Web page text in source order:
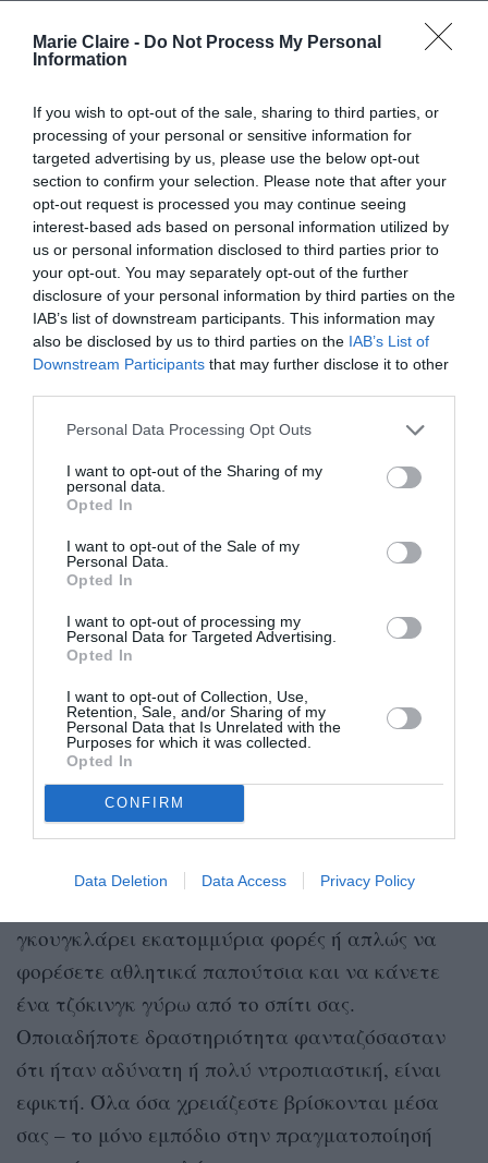
Marie Claire - Do Not Process My Personal
Information
If you wish to opt-out of the sale, sharing to third parties, or
processing of your personal or sensitive information for
targeted advertising by us, please use the below opt-out
section to confirm your selection. Please note that after your
opt-out request is processed you may continue seeing
interest-based ads based on personal information utilized by
us or personal information disclosed to third parties prior to
your opt-out. You may separately opt-out of the further
disclosure of your personal information by third parties on the
IAB’s list of downstream participants. This information may
also be disclosed by us to third parties on the IAB’s List of
Downstream Participants that may further disclose it to other
Personal Data Processing Opt Outs
I want to opt-out of the Sharing of my
personal data.
Opted In
I want to opt-out of the Sale of my
Personal Data.
Opted In
I want to opt-out of processing my
Personal Data for Targeted Advertising.
Opted In
I want to opt-out of Collection, Use,
Retention, Sale, and/or Sharing of my
Personal Data that Is Unrelated with the
Purposes for which it was collected.
Opted In
CONFIRM
Data Deletion Data Access Privacy Policy
Έχετε αυτή την έμφυτη ικανότητα να κρατάτε
τα πράγματα ενωμένα μέσα στο χάος, αλλά όλα
σας έχει να κάνει με τη λήψη συνειδητών
αποφάσεων σχετικά με το πού θα την ξοδέψετε.
Το περασμένο έτος ξοδέψατε ένα μεγάλο μέρος
των προσπαθειών σας στο να διατηρήσετε το
status quo μέσα σε μια θάλασσα αβεβαιότητας
και αστάθειας, και μαζί με αυτό ήρθε το πένθος
για όλα τα πράγματα στα οποία δεν είχατε το
χρόνο ή την αντοχή να δώσετε την ένέργειά σας.
Φέτος, θα δείτε πόσο γρήγορα υπάρχει χώρος
για διάβασμα, άσκηση, ταξίδια και αναψυχή,
επαναφορτιστούν.
Αιγόκερως
Ανακτήστε τη δυνητική ενέργειά σας και βρείτε
νέους τρόπους για να την ενεργοποιήσετε
είστε ικανοί να κάνετε και να ξεμάθετε όλους
τους μη χρήσιμους και κακούς τρόπους σκέψης
που σας εμπόδιζαν να δοκιμάσετε νέα πράγματα
ή να εκμεταλλευτείτε όλες τις ευκαιρίες γύρω
σας. Τίποτα δεν σας εμποδίζει να γραφτείτε σε
μαθήματα ιστιοπλοΐας ή σάλσα, να αγοράσετε
γκουγκλάρει εκατομμύρια φορές ή απλώς να
φορέσετε αθλητικά παπούτσια και να κάνετε
ένα τζόκινγκ γύρω από το σπίτι σας.
Οποιαδήποτε δραστηριότητα φανταζόσασταν
ότι ήταν αδύνατη ή πολύ ντροπιαστική, είναι
εφικτή. Όλα όσα χρειάζεστε βρίσκονται μέσα
σας – το μόνο εμπόδιο στην πραγματοποίησή